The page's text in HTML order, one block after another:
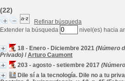
(22)
Refinar búsqueda
Extender la búsqueda
nivel(es) hacia
18 - Enero - Diciembre 2021 (Número
Privado) / Arturo Caumont
203 - agosto - setiembre 2017
Dile sí a la tecnología. Dile no a tu